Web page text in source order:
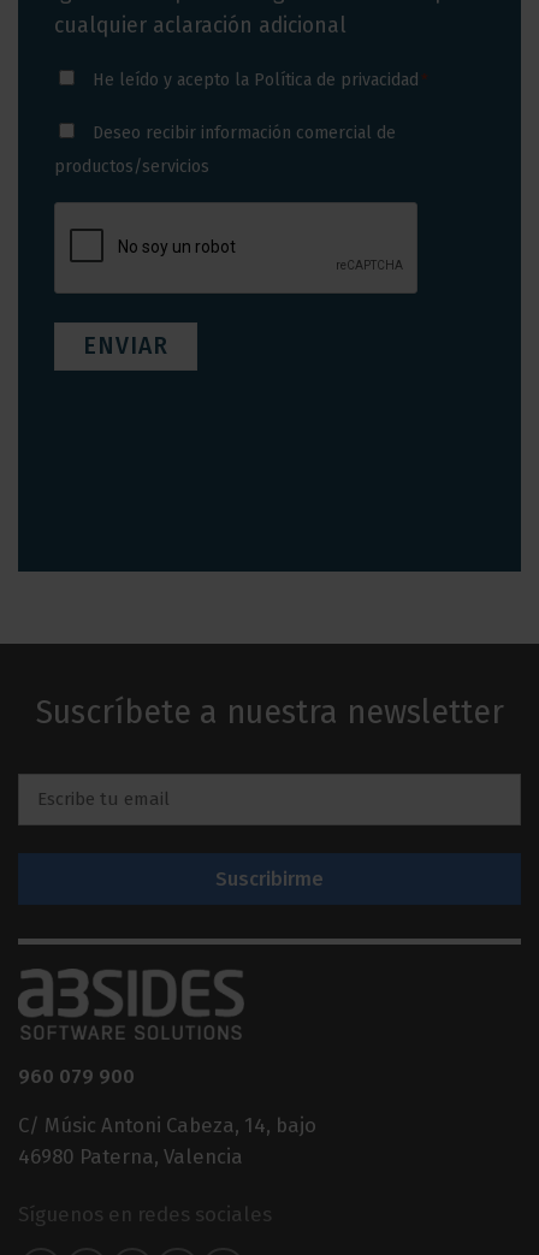
cualquier aclaración adicional
Consentimiento
He leído y acepto la Política de privacidad *
Consentimiento
Deseo recibir información comercial de
productos/servicios
Suscríbete a nuestra newsletter
960 079 900
C/ Músic Antoni Cabeza, 14, bajo
46980 Paterna, Valencia
Síguenos en redes sociales